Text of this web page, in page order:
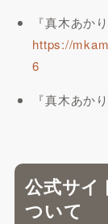
『真木あか
https://
6
『真木あか
公式サイ
ついて